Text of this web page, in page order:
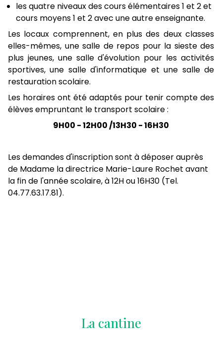
les quatre niveaux des cours élémentaires 1 et 2 et
cours moyens 1 et 2 avec une autre enseignante.
Les locaux comprennent, en plus des deux classes
elles-mêmes, une salle de repos pour la sieste des
plus jeunes, une salle d'évolution pour les activités
sportives, une salle d'informatique et une salle de
restauration scolaire.
Les horaires ont été adaptés pour tenir compte des
élèves empruntant le transport scolaire :
9H00 - 12H00 /13H30 - 16H30
Les demandes d'inscription sont à déposer auprès
de Madame la directrice Marie-Laure Rochet avant
la fin de l'année scolaire, à 12H ou 16H30 (Tel.
04.77.63.17.81).
La cantine